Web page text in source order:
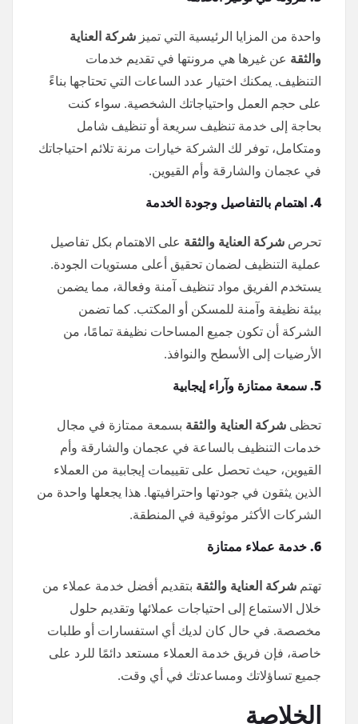
واحدة من المزايا الرئيسية التي تميز شركة العناية
والثقة عن غيرها هي مرونتها في تقديم خدمات
التنظيف. يمكنك اختيار عدد الساعات التي تحتاجها بناءً
على حجم العمل واحتياجاتك الشخصية. سواء كنت
بحاجة إلى خدمة تنظيف سريعة أو تنظيف شامل
ومتكامل، توفر لك الشركة خيارات مرنة تلائم احتياجاتك
في عجمان والشارقة وأم القيوين.
4. اهتمام بالتفاصيل وجودة الخدمة
تحرص شركة العناية والثقة على الاهتمام بكل تفاصيل
عملية التنظيف لضمان تحقيق أعلى مستويات الجودة.
يستخدم الفريق مواد تنظيف آمنة وفعالة، مما يضمن
بيئة نظيفة وآمنة للمسكن أو المكتب. كما تضمن
الشركة أن تكون جميع المساحات نظيفة تمامًا، من
الأرضيات إلى الأسطح والنوافذ.
5. سمعة ممتازة وآراء إيجابية
تحظى شركة العناية والثقة بسمعة ممتازة في مجال
خدمات التنظيف بالساعة في عجمان والشارقة وأم
القيوين، حيث تحصل على تقييمات إيجابية من العملاء
الذين يثقون في جودتها واحترافيتها. هذا يجعلها واحدة من
الشركات الأكثر موثوقية في المنطقة.
6. خدمة عملاء ممتازة
تهتم شركة العناية والثقة بتقديم أفضل خدمة عملاء من
خلال الاستماع إلى احتياجات عملائها وتقديم حلول
مخصصة. في حال كان لديك أي استفسارات أو طلبات
خاصة، فإن فريق خدمة العملاء مستعد دائمًا للرد على
جميع تساؤلاتك ومساعدتك في أي وقت.
الخلاصة